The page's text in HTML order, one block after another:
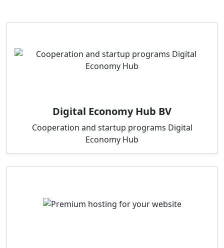
Digital Economy Hub BV
Cooperation and startup programs Digital
Economy Hub